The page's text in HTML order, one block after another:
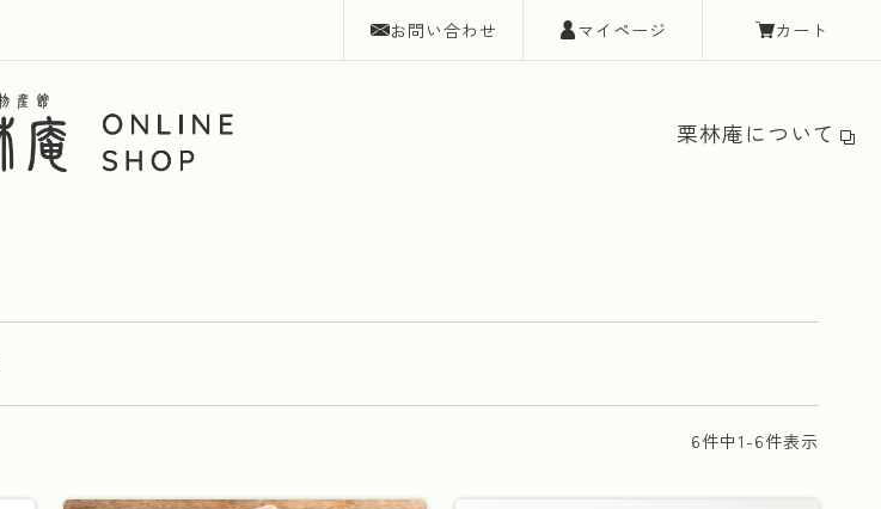
お問い合わせ マイページ カート
栗林庵について
6件中1 -6件表示